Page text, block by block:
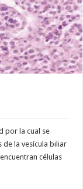
por la cual se
de la vesícula biliar
células